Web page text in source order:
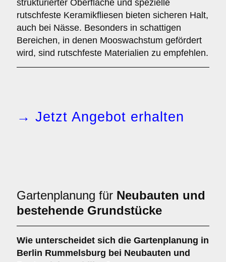
strukturierter Oberfläche und spezielle
rutschfeste Keramikfliesen bieten sicheren Halt,
auch bei Nässe. Besonders in schattigen
Bereichen, in denen Mooswachstum gefördert
wird, sind rutschfeste Materialien zu empfehlen.
→ Jetzt Angebot erhalten
Gartenplanung für Neubauten und
bestehende Grundstücke
Wie unterscheidet sich die Gartenplanung in
Berlin Rummelsburg bei Neubauten und